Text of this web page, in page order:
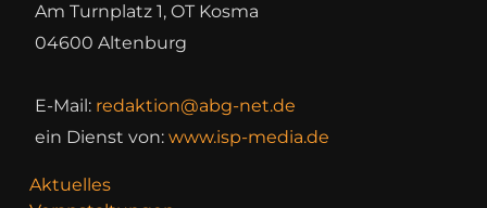
Am Turnplatz 1, OT Kosma
04600 Altenburg
E-Mail: redaktion@abg-net.de
ein Dienst von: www.isp-media.de
Aktuelles